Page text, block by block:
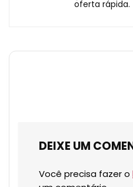
oferta rápida.
DEIXE UM
Você precisa fazer o